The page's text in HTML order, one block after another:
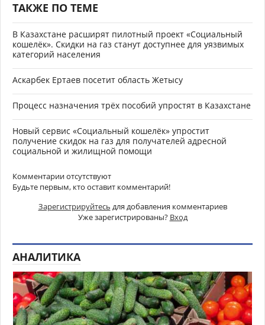
ТАКЖЕ ПО ТЕМЕ
В Казахстане расширят пилотный проект «Социальный
кошелёк». Скидки на газ станут доступнее для уязвимых
категорий населения
Аскарбек Ертаев посетит область Жетысу
Процесс назначения трёх пособий упростят в Казахстане
Новый сервис «Социальный кошелёк» упростит
получение скидок на газ для получателей адресной
социальной и жилищной помощи
Комментарии отсутствуют
Будьте первым, кто оставит комментарий!
Зарегистрируйтесь для добавления комментариев
Уже зарегистрированы? Вход
АНАЛИТИКА